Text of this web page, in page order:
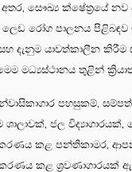
අතර, සෞඛ්‍ය ක්ෂේත්‍රයේ නව
රෝග පාලනය පිළිබඳව
දැනුම යාවත්කාලීන කිරීම
මධ්‍යස්ථානය තුළින්
පහසුකම්,
ශාලාවක්, ජල
කළ පන්තිකාමර,
කළ ශ්‍රවණාගාරයක්